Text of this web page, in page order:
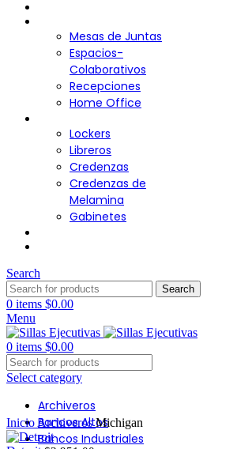
Mesas de Juntas
Espacios-
Colaborativos
Recepciones
Home Office
Lockers
Libreros
Credenzas
Credenzas de
Melamina
Gabinetes
Search
Search
0 items $0.00
Menu
0 items $0.00
Select category
Archiveros
Bancos Altos
Bancos Industriales
Click to enlarge
Inicio ArchiverosMichigan